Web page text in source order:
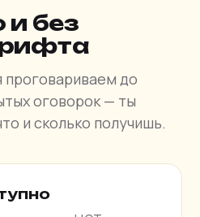
и без
проговариваем до
оговорок — ты
и сколько получишь.